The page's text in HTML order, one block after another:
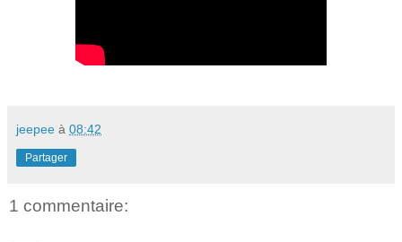
jeepee à 08:42
Partager
1 commentaire: